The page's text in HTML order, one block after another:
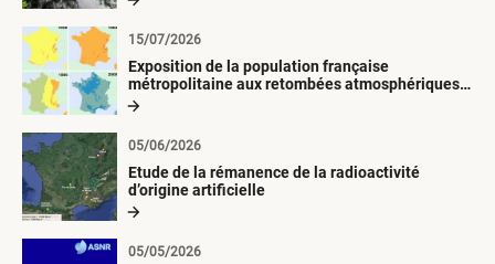
Exposition de la population française
métropolitaine aux retombées atmosphériques
radioactives depuis 1945
15/07/2026
Etude de la rémanence de la radioactivité
d’origine artificielle
05/06/2026
05/05/2026